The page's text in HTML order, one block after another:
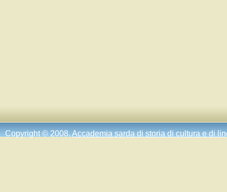
Copyright © 2008.Accademia sarda di storia di cultura e di